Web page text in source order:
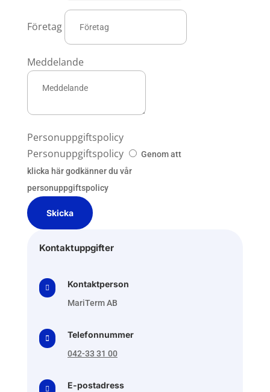
Företag
Meddelande
Personuppgiftspolicy
Personuppgiftspolicy
Genom att
klicka här godkänner du vår
personuppgiftspolicy
Skicka
Kontaktuppgifter
 Kontaktperson
MariTerm AB
 Telefonnummer
042-33 31 00
 E-postadress